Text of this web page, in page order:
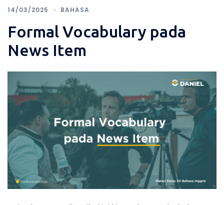
14/03/2025 BAHASA
Formal Vocabulary pada
News Item